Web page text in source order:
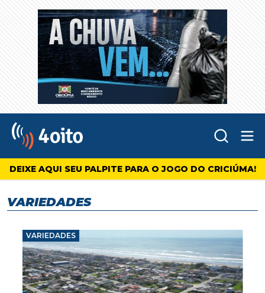
4oito
DEIXE AQUI SEU PALPITE PARA O JOGO DO CRICIÚMA!
VARIEDADES
VARIEDADES